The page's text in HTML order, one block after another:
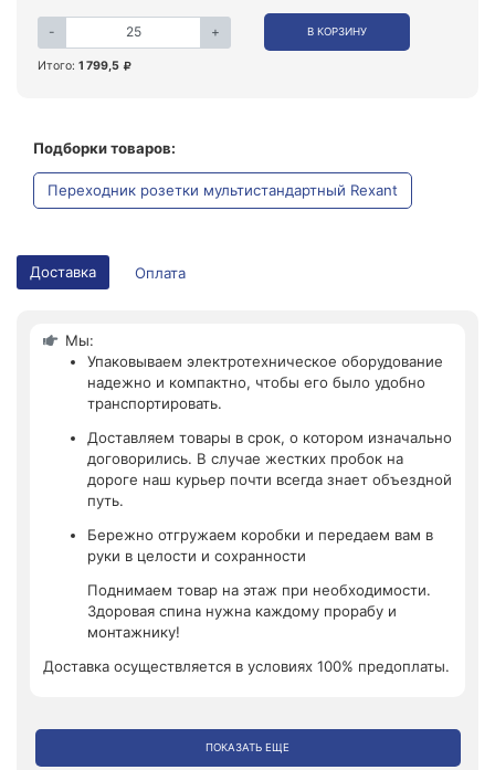
- + В КОРЗИНУ
Итого: 1 799,5
Подборки товаров:
Переходник розетки мультистандартный Rexant
Доставка Оплата
Мы:
Упаковываем электротехническое оборудование
надежно и компактно, чтобы его было удобно
транспортировать.
Доставляем товары в срок, о котором изначально
договорились. В случае жестких пробок на
дороге наш курьер почти всегда знает объездной
путь.
Бережно отгружаем коробки и передаем вам в
руки в целости и сохранности
Поднимаем товар на этаж при необходимости.
Здоровая спина нужна каждому прорабу и
монтажнику!
Доставка осуществляется в условиях 100% предоплаты.
ПОКАЗАТЬ ЕЩЕ